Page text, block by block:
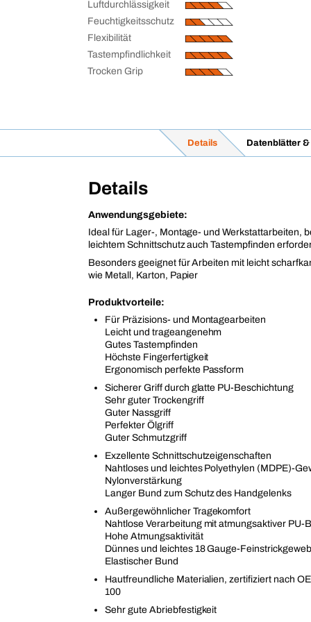
Luftdurchlässigkeit
Feuchtigkeitsschutz
Flexibilität
Tastempfindlichkeit
Trocken Grip
Details Datenblätter
Details
Anwendungsgebiete:
Ideal für Lager-, Montage- und Werkstattarbeiten,
leichtem Schnittschutz auch Tastempfinden
Besonders geeignet für Arbeiten mit leicht
wie Metall, Karton, Papier
Produktvorteile:
Für Präzisions- und Montagearbeiten
Leicht und trageangenehm
Gutes Tastempfinden
Höchste Fingerfertigkeit
Ergonomisch perfekte Passform
Sicherer Griff durch glatte PU-Beschichtung
Sehr guter Trockengriff
Guter Nassgriff
Perfekter Ölgriff
Guter Schmutzgriff
Exzellente Schnittschutzeigenschaften
Nahtloses und leichtes Polyethylen (MDPE)-
Nylonverstärkung
Langer Bund zum Schutz des Handgelenks
Außergewöhnlicher Tragekomfort
Nahtlose Verarbeitung mit atmungsaktiver PU-
Hohe Atmungsaktivität
Dünnes und leichtes 18 Gauge-
Elastischer Bund
Hautfreundliche Materialien, zertifiziert nach
100
Sehr gute Abriebfestigkeit